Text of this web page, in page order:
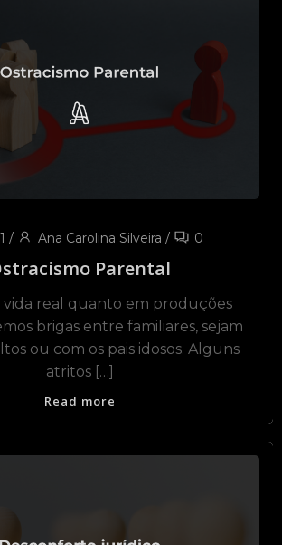
/ Ana Carolina Silveira / 0
Parental
vida real quanto em produções
brigas entre familiares, sejam
ou com os pais idosos. Alguns
atritos […]
Read more